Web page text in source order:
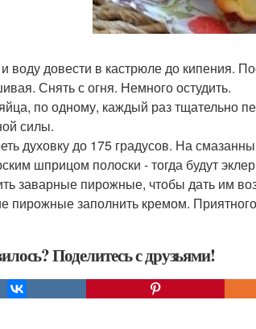
воду довести в кастрюле до кипения.
Снять с огня. Немного остудить.
по одному, каждый раз
силы.
духовку до 175 градусов. На
шприцом полоски - тогда будут
заварные пирожные, чтобы дать им
пирожные заполнить кремом.
Поделитесь с друзьями!